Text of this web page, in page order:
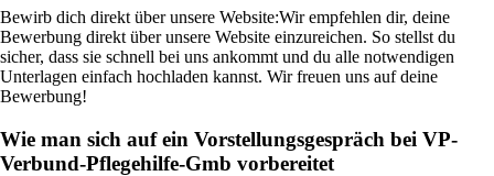
Bewirb dich direkt über unsere Website:Wir empfehlen dir, deine
Bewerbung direkt über unsere Website einzureichen. So stellst du
sicher, dass sie schnell bei uns ankommt und du alle notwendigen
Unterlagen einfach hochladen kannst. Wir freuen uns auf deine
Bewerbung!
Wie man sich auf ein Vorstellungsgespräch bei VP-
Verbund-Pflegehilfe-Gmb vorbereitet